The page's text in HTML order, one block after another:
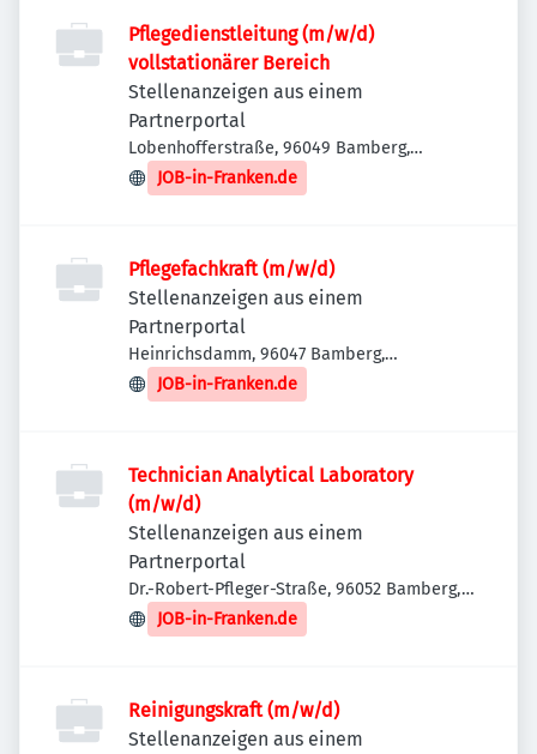
Pflegedienstleitung (m/w/d)
vollstationärer Bereich
Stellenanzeigen aus einem
Partnerportal
Lobenhofferstraße, 96049 Bamberg,
Deutschland
JOB-in-Franken.de
Pflegefachkraft (m/w/d)
Stellenanzeigen aus einem
Partnerportal
Heinrichsdamm, 96047 Bamberg,
Deutschland
JOB-in-Franken.de
Technician Analytical Laboratory
(m/w/d)
Stellenanzeigen aus einem
Partnerportal
Dr.-Robert-Pfleger-Straße, 96052 Bamberg,
Deutschland
JOB-in-Franken.de
Reinigungskraft (m/w/d)
Stellenanzeigen aus einem